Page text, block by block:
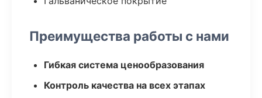
Преимущества работы с нами
Гибкая система ценообразования
Контроль качества на всех этапах